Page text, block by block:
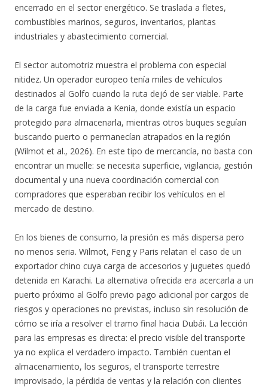
encerrado en el sector energético. Se traslada a fletes,
combustibles marinos, seguros, inventarios, plantas
industriales y abastecimiento comercial.
El sector automotriz muestra el problema con especial
nitidez. Un operador europeo tenía miles de vehículos
destinados al Golfo cuando la ruta dejó de ser viable. Parte
de la carga fue enviada a Kenia, donde existía un espacio
protegido para almacenarla, mientras otros buques seguían
buscando puerto o permanecían atrapados en la región
(Wilmot et al., 2026). En este tipo de mercancía, no basta con
encontrar un muelle: se necesita superficie, vigilancia, gestión
documental y una nueva coordinación comercial con
compradores que esperaban recibir los vehículos en el
mercado de destino.
En los bienes de consumo, la presión es más dispersa pero
no menos seria. Wilmot, Feng y Paris relatan el caso de un
exportador chino cuya carga de accesorios y juguetes quedó
detenida en Karachi. La alternativa ofrecida era acercarla a un
puerto próximo al Golfo previo pago adicional por cargos de
riesgos y operaciones no previstas, incluso sin resolución de
cómo se iría a resolver el tramo final hacia Dubái. La lección
para las empresas es directa: el precio visible del transporte
ya no explica el verdadero impacto. También cuentan el
almacenamiento, los seguros, el transporte terrestre
improvisado, la pérdida de ventas y la relación con clientes